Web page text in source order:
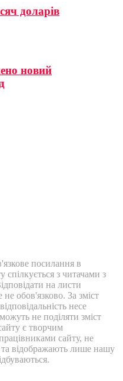
доларів
новий
посилання в
з читачами з
на листи
обов'язково. За зміст
несе
не поділяти зміст
є творчим
сайту, не
та відображають лише нашу